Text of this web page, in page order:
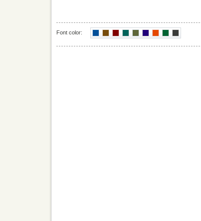
Font color: